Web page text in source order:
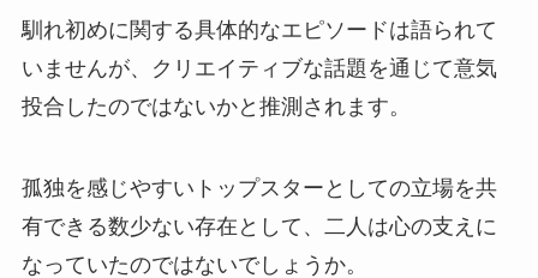
馴れ初めに関する具体的なエピソードは語られて
いませんが、クリエイティブな話題を通じて意気
投合したのではないかと推測されます。
孤独を感じやすいトップスターとしての立場を共
有できる数少ない存在として、二人は心の支えに
なっていたのではないでしょうか。